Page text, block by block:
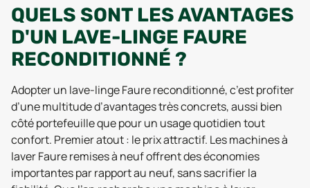
QUELS SONT LES AVANTAGES
D'UN LAVE-LINGE FAURE
RECONDITIONNÉ ?
Adopter un lave-linge Faure reconditionné, c’est profiter
d’une multitude d’avantages très concrets, aussi bien
côté portefeuille que pour un usage quotidien tout
confort. Premier atout : le prix attractif. Les machines à
laver Faure remises à neuf offrent des économies
importantes par rapport au neuf, sans sacrifier la